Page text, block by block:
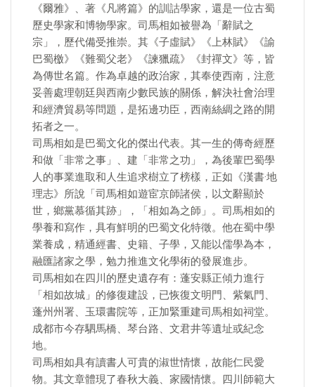
《爾雅》、著《凡將篇》的訓詁學家，還是一位古蜀
歷史學家和博物學家。司馬相如被譽為「辭賦之
宗」，歷代備受推崇。其《子虛賦》《上林賦》《諭
巴蜀檄》《難蜀父老》《諫獵疏》《封禪文》等，皆
為傳世名篇。作為卓越的政治家，其奉使西南，注意
妥善處理朝廷與西南少數民族的關係，解決社會治理
和經濟貿易等問題，是拓邊功臣，西南絲綢之路的開
拓者之一。
司馬相如是巴蜀文化的傑出代表。其一生的傳奇經歷
和做「非常之事」、建「非常之功」，為後輩巴蜀學
人的事業進取和人生追求樹立了榜樣，正如《漢書·地
理志》所說「司馬相如遊宦京師諸侯，以文辭顯於
世，鄉黨慕循其跡」，「相如為之師」。司馬相如的
學養和寫作，具有鮮明的巴蜀文化特徵。他在蜀中學
業養成，精通經書、史籍、子學，又能以儒學為本，
融匯諸家之學，勉力推進文化學術的發展進步。
司馬相如在四川的歷史遺存有：蓬安縣正傾力進行
「相如故城」的修復建設，已恢復文明門、紫氣門、
蓬州州署、玉環書院等，正加緊重建司馬相如祠堂。
成都市今存駟馬橋、琴台路、文君井等遺址或紀念
地。
司馬相如具有讀書人可貴的淑世情懷，故能仁民愛
物。其文章體現了春秋大義、家國情懷。四川師範大